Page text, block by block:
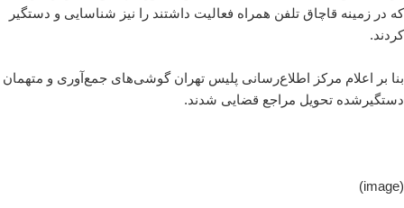
که در زمینه قاچاق تلفن همراه فعالیت داشتند را نیز شناسایی و دستگیر
کردند.
بنا بر اعلام مرکز اطلاع‌رسانی پلیس تهران گوشی‌های جمع‌آوری و متهمان
دستگیرشده تحویل مراجع قضایی شدند.
(image)